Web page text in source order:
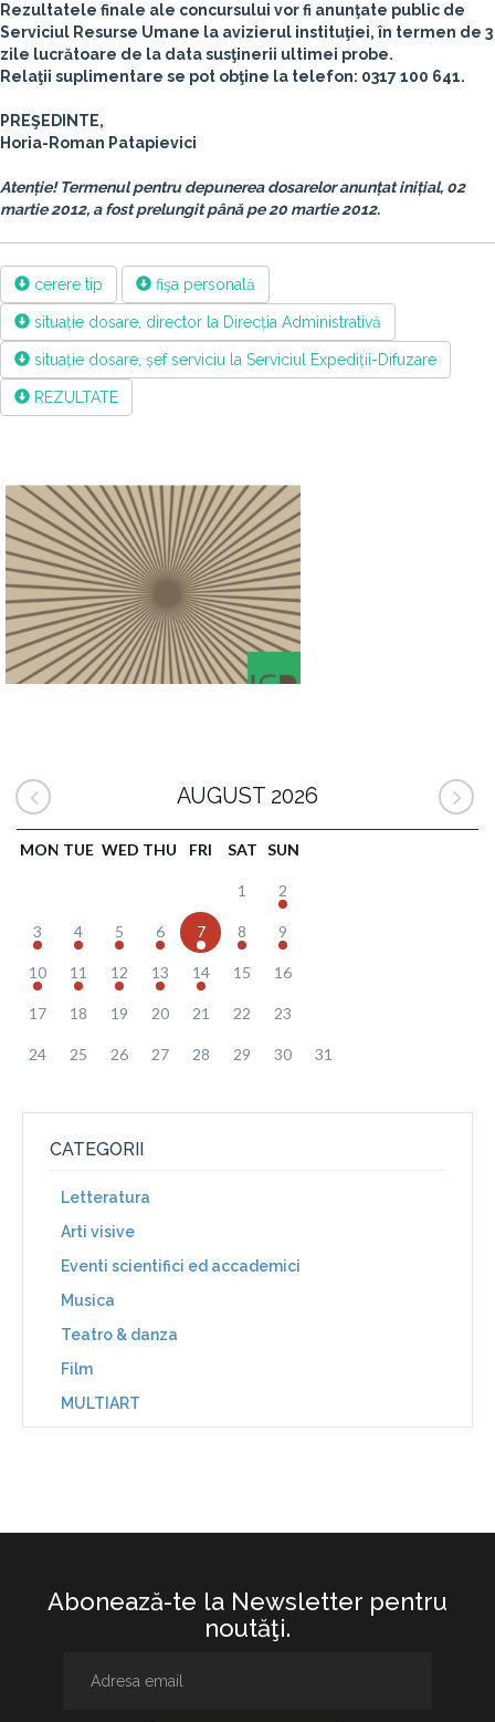
Rezultatele finale ale concursului vor fi anunţate public de
Serviciul Resurse Umane la avizierul instituţiei, în termen de 3
zile lucrătoare de la data susţinerii ultimei probe.
Relaţii suplimentare se pot obţine la telefon: 0317 100 641.
PREŞEDINTE,
Horia-Roman Patapievici
Atenție! Termenul pentru depunerea dosarelor anunțat inițial, 02
martie 2012, a fost prelungit până pe 20 martie 2012.
cerere tip fişa personală
situație dosare, director la Direcția Administrativă
situație dosare, șef serviciu la Serviciul Expediții-Difuzare
REZULTATE
AUGUST 2026
MON TUE WED THU FRI SAT SUN
1 2
3 4 5 6 7 8 9
10 11 12 13 14 15 16
17 18 19 20 21 22 23
24 25 26 27 28 29 30 31
CATEGORII
Letteratura
Arti visive
Eventi scientifici ed accademici
Musica
Teatro & danza
Film
MULTIART
Abonează-te la Newsletter pentru
noutăţi.